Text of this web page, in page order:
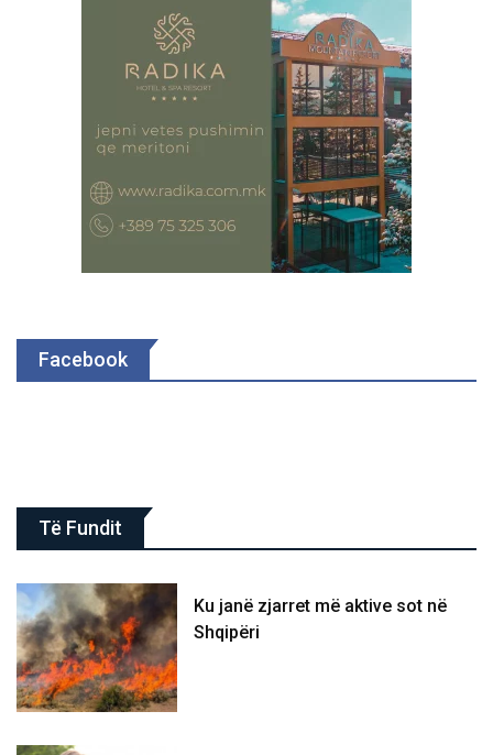
Facebook
Të Fundit
Ku janë zjarret më aktive sot në
Shqipëri